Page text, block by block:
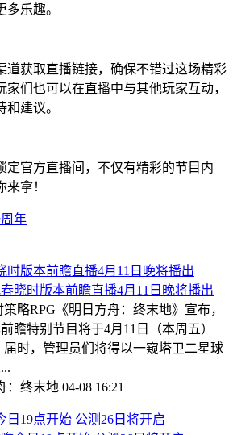
乐趣。
道获取直播链接，确保不错过这场精彩
家们也可以在直播中与其他玩家互动，
建议。
定官方直播间，不仅有精彩的节目内
拿！
年
晓时版本前瞻直播4月11日晚将播出
略RPG《明日方舟：终末地》宣布，
瞻特别节目将于4月11日（本周五）
届时，管理员们将得以一窥塔卫二星球
：终末地 04-08 16:21